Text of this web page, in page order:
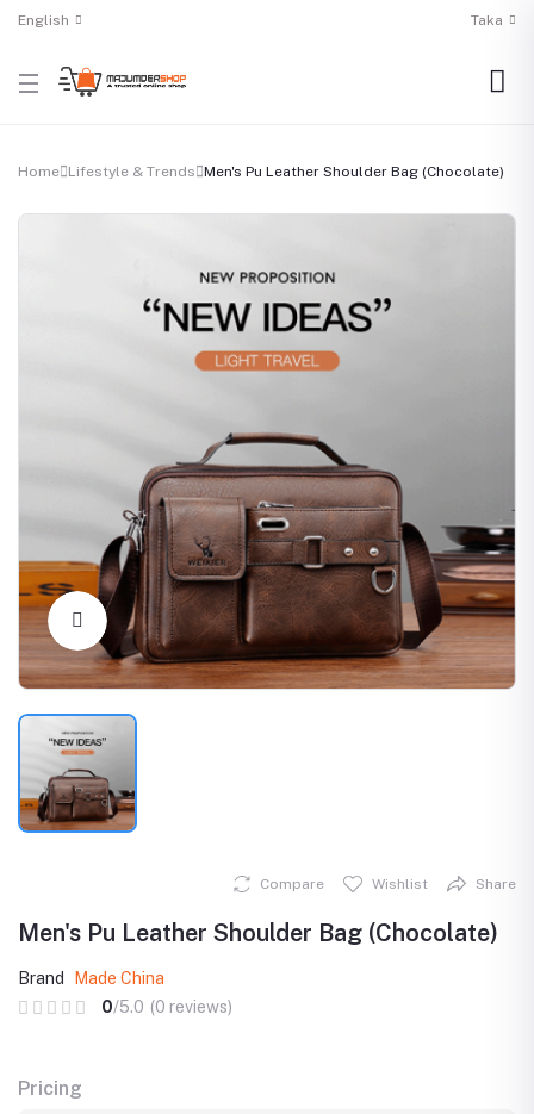
English Taka
Home Lifestyle & Trends Men's Pu Leather Shoulder Bag (Chocolate)
Click to Enlarge
Compare Wishlist Share
Men's Pu Leather Shoulder Bag (Chocolate)
Brand
Made China
0/5.0 (0 reviews)
Pricing